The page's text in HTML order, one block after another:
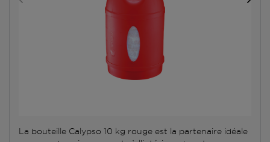
La bouteille Calypso 10 kg rouge est la partenaire idéale